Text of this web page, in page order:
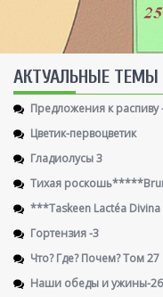
AКТУАЛЬНЫЕ
Предложения к распиву
Цветик-первоцветик
Гладиолусы 3
Тихая
***Taskeen Lactéa Divina
Гортензия -3
Что? Где? Почем? Том 27
Наши обеды и ужины-